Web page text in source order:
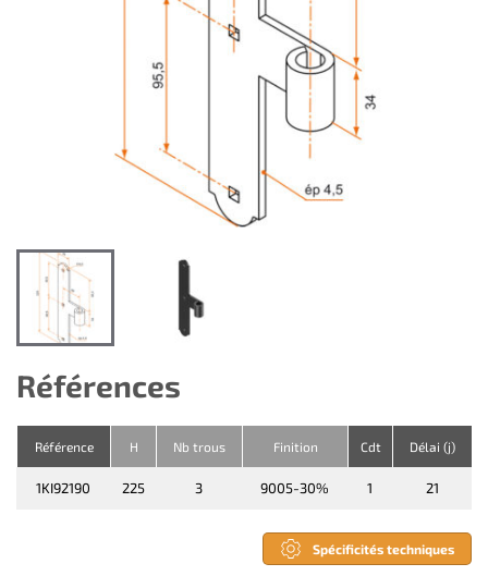
Références
Référence H Nb trous Finition Cdt Délai (j)
1KI92190 225 3 9005-30% 1 21
Spécificités techniques